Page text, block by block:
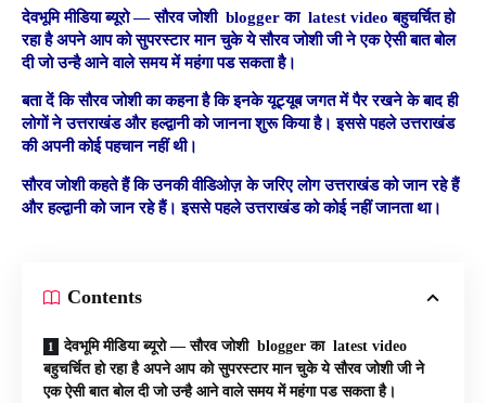
देवभूमि मीडिया ब्यूरो—सौरव जोशी blogger का latest video बहुचर्चित हो
रहा है अपने आप को सुपरस्टार मान चुके ये सौरव जोशी जी ने एक ऐसी बात बोल
दी जो उन्है आने वाले समय में महंगा पड सकता है।
बता दें कि सौरव जोशी का कहना है कि इनके यूट्यूब जगत में पैर रखने के बाद ही
लोगों ने उत्तराखंड और हल्द्वानी को जानना शुरू किया है। इससे पहले उत्तराखंड
की अपनी कोई पहचान नहीं थी।
सौरव जोशी कहते हैं कि उनकी वीडिओज़ के जरिए लोग उत्तराखंड को जान रहे हैं
और हल्द्वानी को जान रहे हैं। इससे पहले उत्तराखंड को कोई नहीं जानता था।
Contents
देवभूमि मीडिया ब्यूरो — सौरव जोशी blogger का latest video
बहुचर्चित हो रहा है अपने आप को सुपरस्टार मान चुके ये सौरव जोशी जी ने
एक ऐसी बात बोल दी जो उन्है आने वाले समय में महंगा पड सकता है।